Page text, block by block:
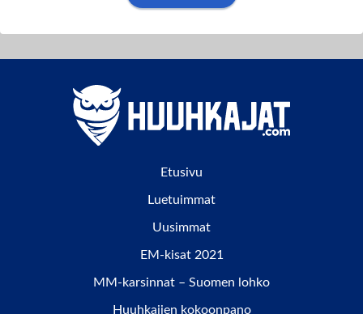
Etusivu
Luetuimmat
Uusimmat
EM-kisat 2021
MM-karsinnat – Suomen lohko
Huuhkajien kokoonpano